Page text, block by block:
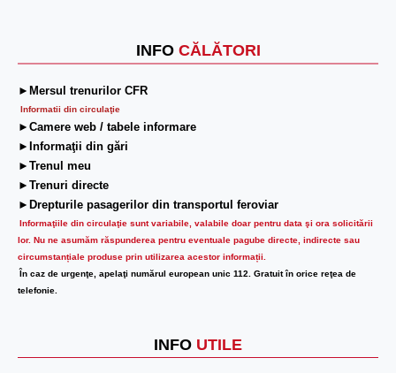
INFO CĂLĂTORI
►Mersul trenurilor CFR
Informatii din circulaţie
►Camere web / tabele informare
►Informaţii din gări
►Trenul meu
►Trenuri directe
►Drepturile pasagerilor din transportul feroviar
Informaţiile din circulaţie sunt variabile, valabile doar pentru data şi ora solicitării
lor. Nu ne asumăm răspunderea pentru eventuale pagube directe, indirecte sau
circumstanțiale produse prin utilizarea acestor informații.
În caz de urgenţe, apelaţi numărul european unic 112. Gratuit în orice reţea de
telefonie.
INFO UTILE